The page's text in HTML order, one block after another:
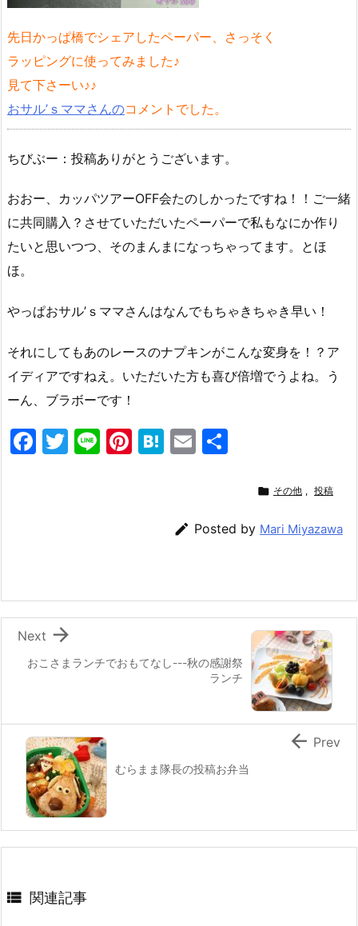
先日かっぱ橋でシェアしたペーパー、さっそく
ラッピングに使ってみました♪
見て下さーい♪♪
おサル’ｓママさんのコメントでした。
ちびぶー：投稿ありがとうございます。
おおー、カッパツアーOFF会たのしかったですね！！ご一緒
に共同購入？させていただいたペーパーで私もなにか作り
たいと思いつつ、そのまんまになっちゃってます。とほ
ほ。
やっぱおサル’ｓママさんはなんでもちゃきちゃき早い！
それにしてもあのレースのナプキンがこんな変身を！？ア
イディアですねえ。いただいた方も喜び倍増でうよね。う
ーん、ブラボーです！
F
o
k
T
Li Pi H
a
E
l
 その他 , 投稿
 Posted by Mari Miyazawa
おこさまランチでおもてなし---秋の感謝祭
ランチ

Next
むらまま隊長の投稿お弁当
 Prev
 関連記事